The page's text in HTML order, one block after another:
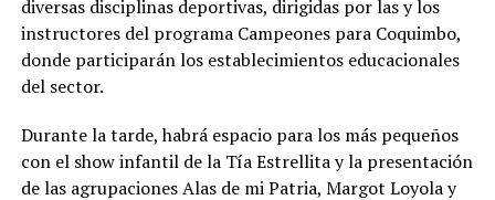
diversas disciplinas deportivas, dirigidas por las y los
instructores del programa Campeones para Coquimbo,
donde participarán los establecimientos educacionales
del sector.
Durante la tarde, habrá espacio para los más pequeños
con el show infantil de la Tía Estrellita y la presentación
de las agrupaciones Alas de mi Patria, Margot Loyola y